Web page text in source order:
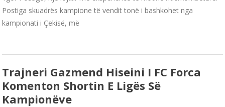
Postiga skuadrës kampione të vendit tonë i bashkohet nga
kampionati i Çekisë, më
Trajneri Gazmend Hiseini I FC Forca
Komenton Shortin E Ligës Së
Kampionëve